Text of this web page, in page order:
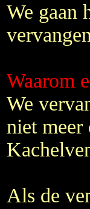
We gaan
Waarom
We
niet meer
Als de